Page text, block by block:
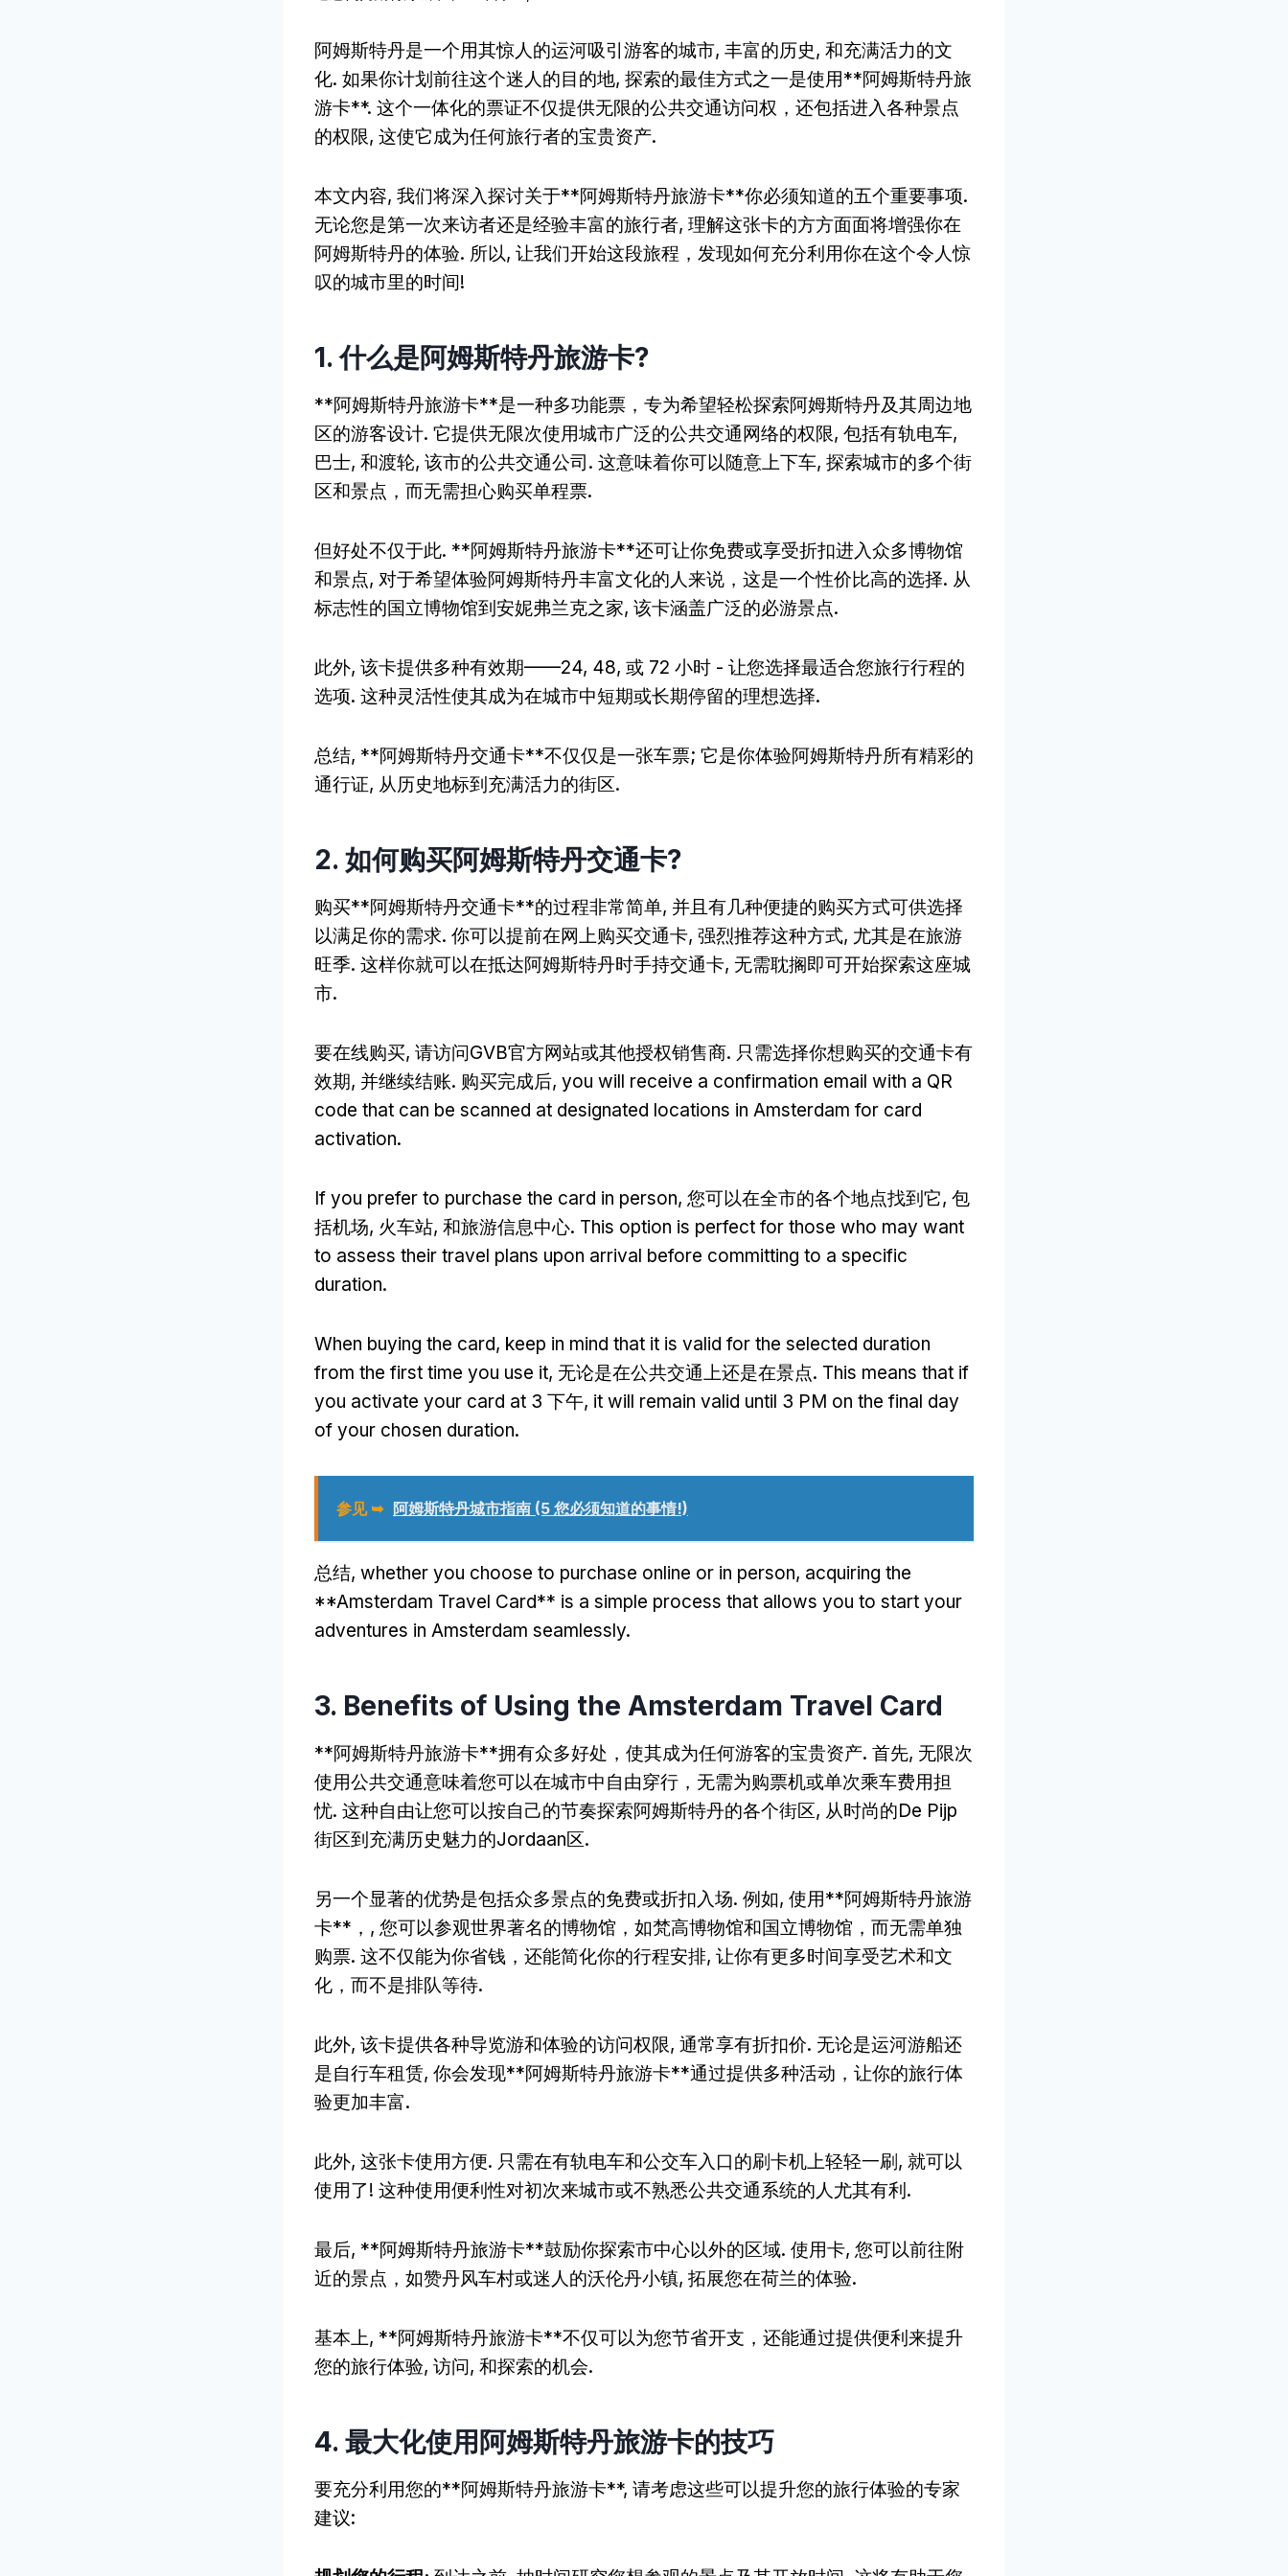
阿姆斯特丹是一个用其惊人的运河吸引游客的城市, 丰富的历史, 和充满活力的文
化. 如果你计划前往这个迷人的目的地, 探索的最佳方式之一是使用**阿姆斯特丹旅
游卡**. 这个一体化的票证不仅提供无限的公共交通访问权，还包括进入各种景点
的权限, 这使它成为任何旅行者的宝贵资产.
本文内容, 我们将深入探讨关于**阿姆斯特丹旅游卡**你必须知道的五个重要事项.
无论您是第一次来访者还是经验丰富的旅行者, 理解这张卡的方方面面将增强你在
阿姆斯特丹的体验. 所以, 让我们开始这段旅程，发现如何充分利用你在这个令人惊
叹的城市里的时间!
1. 什么是阿姆斯特丹旅游卡?
**阿姆斯特丹旅游卡**是一种多功能票，专为希望轻松探索阿姆斯特丹及其周边地
区的游客设计. 它提供无限次使用城市广泛的公共交通网络的权限, 包括有轨电车,
巴士, 和渡轮, 该市的公共交通公司. 这意味着你可以随意上下车, 探索城市的多个街
区和景点，而无需担心购买单程票.
但好处不仅于此. **阿姆斯特丹旅游卡**还可让你免费或享受折扣进入众多博物馆
和景点, 对于希望体验阿姆斯特丹丰富文化的人来说，这是一个性价比高的选择. 从
标志性的国立博物馆到安妮弗兰克之家, 该卡涵盖广泛的必游景点.
此外, 该卡提供多种有效期——24, 48, 或 72 小时 - 让您选择最适合您旅行行程的
选项. 这种灵活性使其成为在城市中短期或长期停留的理想选择.
总结, **阿姆斯特丹交通卡**不仅仅是一张车票; 它是你体验阿姆斯特丹所有精彩的
通行证, 从历史地标到充满活力的街区.
2. 如何购买阿姆斯特丹交通卡?
购买**阿姆斯特丹交通卡**的过程非常简单, 并且有几种便捷的购买方式可供选择
以满足你的需求. 你可以提前在网上购买交通卡, 强烈推荐这种方式, 尤其是在旅游
旺季. 这样你就可以在抵达阿姆斯特丹时手持交通卡, 无需耽搁即可开始探索这座城
市.
要在线购买, 请访问GVB官方网站或其他授权销售商. 只需选择你想购买的交通卡有
效期, 并继续结账. 购买完成后, you will receive a confirmation email with a QR
code that can be scanned at designated locations in Amsterdam for card
activation.
If you prefer to purchase the card in person, 您可以在全市的各个地点找到它, 包
括机场, 火车站, 和旅游信息中心. This option is perfect for those who may want
to assess their travel plans upon arrival before committing to a specific
duration.
When buying the card, keep in mind that it is valid for the selected duration
from the first time you use it, 无论是在公共交通上还是在景点. This means that if
you activate your card at 3 下午, it will remain valid until 3 PM on the final day
of your chosen duration.
参见 ➥ 阿姆斯特丹城市指南 (5 您必须知道的事情!)
总结, whether you choose to purchase online or in person, acquiring the
**Amsterdam Travel Card** is a simple process that allows you to start your
adventures in Amsterdam seamlessly.
3. Benefits of Using the Amsterdam Travel Card
**阿姆斯特丹旅游卡**拥有众多好处，使其成为任何游客的宝贵资产. 首先, 无限次
使用公共交通意味着您可以在城市中自由穿行，无需为购票机或单次乘车费用担
忧. 这种自由让您可以按自己的节奏探索阿姆斯特丹的各个街区, 从时尚的De Pijp
街区到充满历史魅力的Jordaan区.
另一个显著的优势是包括众多景点的免费或折扣入场. 例如, 使用**阿姆斯特丹旅游
卡**，, 您可以参观世界著名的博物馆，如梵高博物馆和国立博物馆，而无需单独
购票. 这不仅能为你省钱，还能简化你的行程安排, 让你有更多时间享受艺术和文
化，而不是排队等待.
此外, 该卡提供各种导览游和体验的访问权限, 通常享有折扣价. 无论是运河游船还
是自行车租赁, 你会发现**阿姆斯特丹旅游卡**通过提供多种活动，让你的旅行体
验更加丰富.
此外, 这张卡使用方便. 只需在有轨电车和公交车入口的刷卡机上轻轻一刷, 就可以
使用了! 这种使用便利性对初次来城市或不熟悉公共交通系统的人尤其有利.
最后, **阿姆斯特丹旅游卡**鼓励你探索市中心以外的区域. 使用卡, 您可以前往附
近的景点，如赞丹风车村或迷人的沃伦丹小镇, 拓展您在荷兰的体验.
基本上, **阿姆斯特丹旅游卡**不仅可以为您节省开支，还能通过提供便利来提升
您的旅行体验, 访问, 和探索的机会.
4. 最大化使用阿姆斯特丹旅游卡的技巧
要充分利用您的**阿姆斯特丹旅游卡**, 请考虑这些可以提升您的旅行体验的专家
建议: